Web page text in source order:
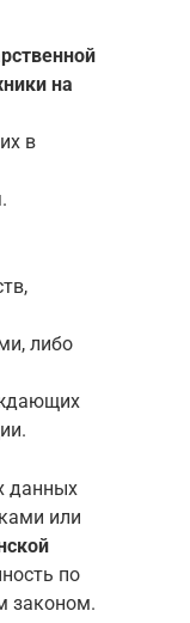
на
в
либо
данных
или
по
законом.